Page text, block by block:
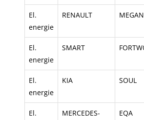
El.
energie
RENAULT
El.
energie
SMART
El.
energie
KIA SOUL
El.
MERCEDES-
EQA